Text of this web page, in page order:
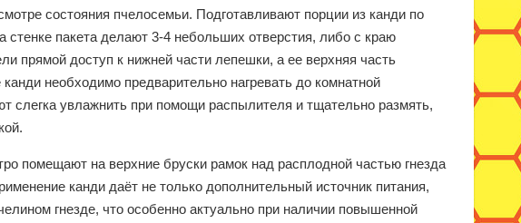
состояния пчелосемьи. Подготавливают порции из канди по
пакета делают 3-4 небольших отверстия, либо с краю
прямой доступ к нижней части лепешки, а ее верхняя часть
необходимо предварительно нагревать до комнатной
слегка увлажнить при помощи распылителя и тщательно размять,
помещают на верхние бруски рамок над расплодной частью гнезда
канди даёт не только дополнительный источник питания,
гнезде, что особенно актуально при наличии повышенной